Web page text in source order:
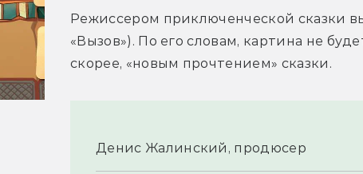
Режиссером приключенческой сказки
«Вызов»). По его словам, картина не
скорее, «новым прочтением» сказки.
Денис Жалинский, продюсер